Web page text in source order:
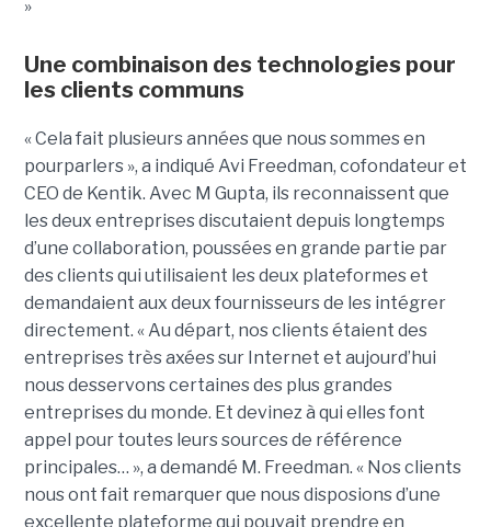
»
Une combinaison des technologies pour
les clients communs
« Cela fait plusieurs années que nous sommes en
pourparlers », a indiqué Avi Freedman, cofondateur et
CEO de Kentik. Avec M Gupta, ils reconnaissent que
les deux entreprises discutaient depuis longtemps
d’une collaboration, poussées en grande partie par
des clients qui utilisaient les deux plateformes et
demandaient aux deux fournisseurs de les intégrer
directement. « Au départ, nos clients étaient des
entreprises très axées sur Internet et aujourd’hui
nous desservons certaines des plus grandes
entreprises du monde. Et devinez à qui elles font
appel pour toutes leurs sources de référence
principales… », a demandé M. Freedman. « Nos clients
nous ont fait remarquer que nous disposions d’une
excellente plateforme qui pouvait prendre en